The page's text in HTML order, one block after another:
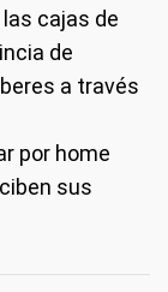
cajas de
de
a través
por home
sus